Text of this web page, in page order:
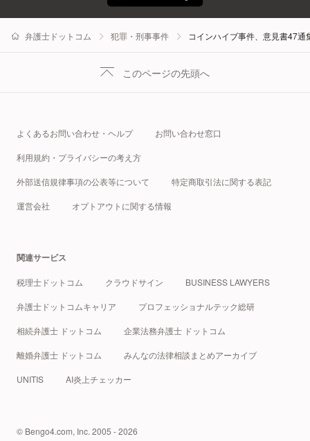
弁護士ドットコム 犯罪・刑事事件 コインハイブ事件、意見書47
このページの先頭へ
よくあるお問い合わせ・ヘルプ お問い合わせ窓口
利用規約・プライバシーの考え方
外部送信規律事項の公表等について 特定商取引法に関する表記
運営会社 オプトアウトに関する情報
関連サービス
税理士ドットコム クラウドサイン BUSINESS LAWYERS
弁護士ドットコムキャリア プロフェッショナルテック総研
相続弁護士 ドットコム 企業法務弁護士 ドットコム
離婚弁護士 ドットコム みんなの法律相談まとめアーカイブ
UNITIS AI炎上チェッカー
© Bengo4.com, Inc. 2005 - 2026